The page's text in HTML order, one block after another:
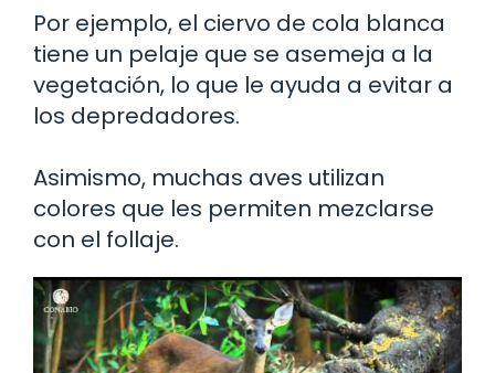
Por ejemplo, el ciervo de cola blanca
tiene un pelaje que se asemeja a la
vegetación, lo que le ayuda a evitar a
los depredadores.
Asimismo, muchas aves utilizan
colores que les permiten mezclarse
con el follaje.